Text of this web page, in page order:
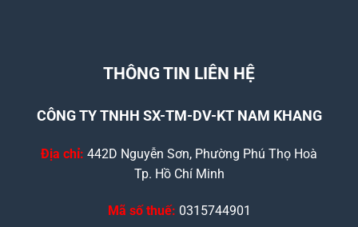
THÔNG TIN LIÊN HỆ
CÔNG TY TNHH SX-TM-DV-KT NAM KHANG
Địa chỉ: 442D Nguyễn Sơn, Phường Phú Thọ Hoà
Tp. Hồ Chí Minh
Mã số thuế: 0315744901